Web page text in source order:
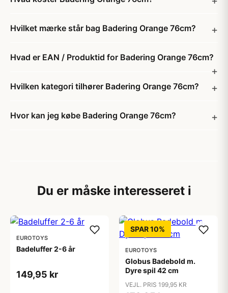
Hvilket mærke står bag Badering Orange 76cm?
Hvad er EAN / Produktid for Badering Orange 76cm?
Hvilken kategori tilhører Badering Orange 76cm?
Hvor kan jeg købe Badering Orange 76cm?
Du er måske interesseret i
EUROTOYS
Badeluffer 2-6 år
149,95 kr
SPAR 10%
EUROTOYS
Globus Badebold m.
Dyre spil 42 cm
VEJL. PRIS 199,95 KR